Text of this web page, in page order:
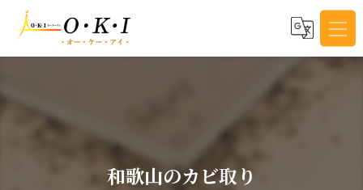
和歌山のカビ取り